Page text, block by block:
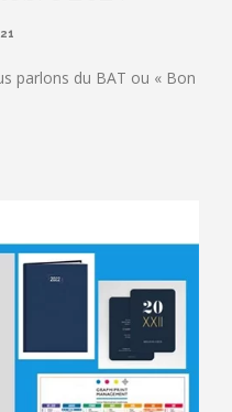
parlons du BAT ou « Bon